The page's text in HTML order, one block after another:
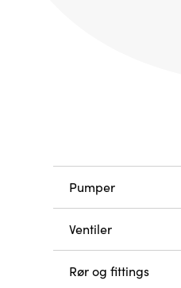
Pumper
Ventiler
Rør og fittings